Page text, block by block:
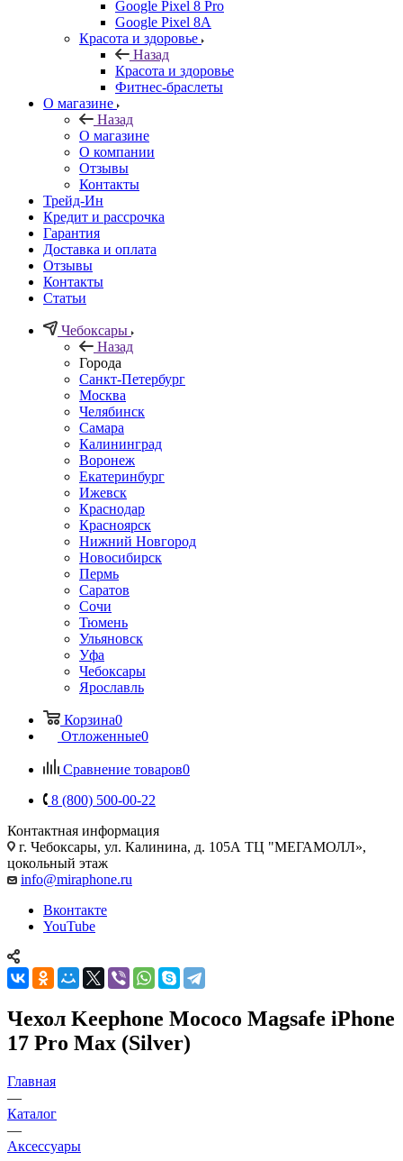
Google Pixel 8 Pro
Google Pixel 8A
Красота и здоровье
Назад
Красота и здоровье
Фитнес-браслеты
О магазине
Назад
О магазине
О компании
Отзывы
Контакты
Трейд-Ин
Кредит и рассрочка
Гарантия
Доставка и оплата
Отзывы
Контакты
Статьи
Чебоксары
Назад
Города
Санкт-Петербург
Москва
Челябинск
Самара
Калининград
Воронеж
Екатеринбург
Ижевск
Краснодар
Красноярск
Нижний Новгород
Новосибирск
Пермь
Саратов
Сочи
Тюмень
Ульяновск
Уфа
Чебоксары
Ярославль
Корзина0
Отложенные0
Сравнение товаров0
8 (800) 500-00-22
Контактная информация
г. Чебоксары, ул. Калинина, д. 105А ТЦ "МЕГАМОЛЛ»,
цокольный этаж
info@miraphone.ru
Вконтакте
YouTube
Чехол Keephone Mococo Magsafe iPhone
17 Pro Max (Silver)
Главная
—
Каталог
—
Аксессуары